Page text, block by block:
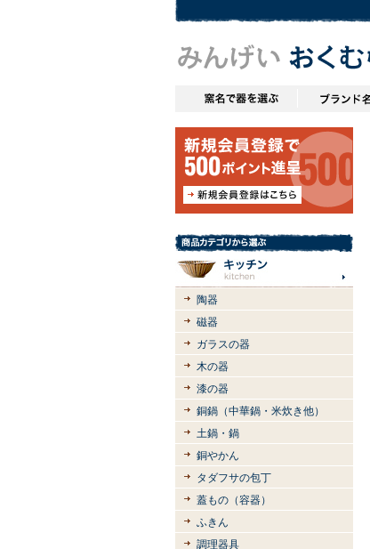
陶器
磁器
ガラスの器
木の器
漆の器
銅鍋（中華鍋・米炊き他）
土鍋・鍋
銅やかん
タダフサの包丁
蓋もの（容器）
ふきん
調理器具